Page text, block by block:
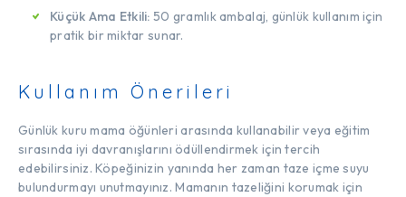
Küçük Ama Etkili: 50 gramlık ambalaj, günlük kullanım için
pratik bir miktar sunar.
Kullanım Önerileri
Günlük kuru mama öğünleri arasında kullanabilir veya eğitim
sırasında iyi davranışlarını ödüllendirmek için tercih
edebilirsiniz. Köpeğinizin yanında her zaman taze içme suyu
bulundurmayı unutmayınız. Mamanın tazeliğini korumak için